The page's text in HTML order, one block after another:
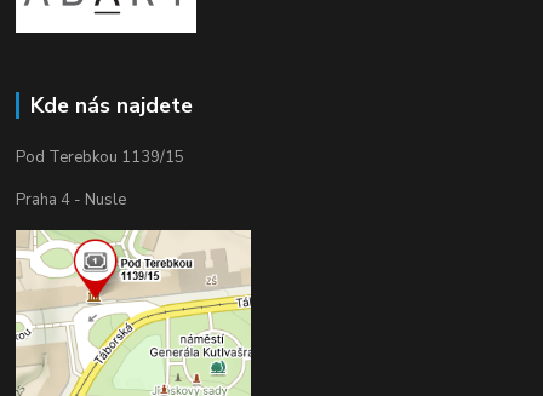
Kde nás najdete
Pod Terebkou 1139/15
Praha 4 - Nusle